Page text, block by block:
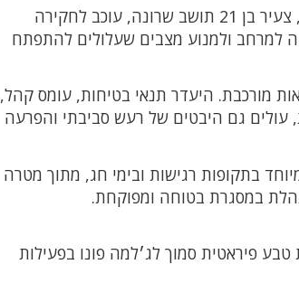
במהלך הפעילות הוחרם ציוד ההגברה ששימש לקיום האירוע, והמארגן, צעיר בן 21 תושב שרונה, עוכב לחקירה
למרחב ולמנוע מצבים שעלולים להתפתח
מורכבת. היעדר תנאי בטיחות, עומס קהל,
עולים גם היבטים של רעש סביבתי והפרעה
בתקופות רגישות ובימי חג, מתוך מטרה
במסגרת בטוחה ומפוקחת.
פיראטית סמוך לג׳למה פונו בפעילות